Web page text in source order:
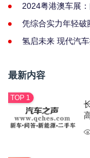
2024粤港澳车展
凭综合实力年轻
氢启未来 现代汽
最新内容